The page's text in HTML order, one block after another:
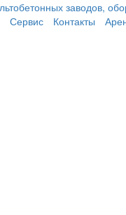
Сервис Контакты